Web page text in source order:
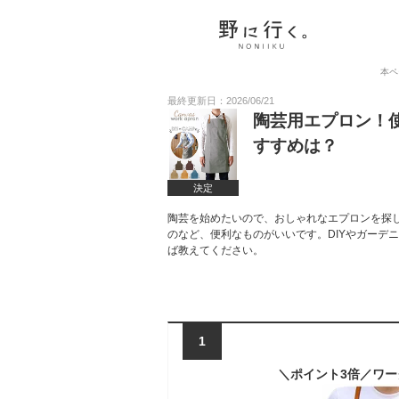
本
最終更新日：2026/06/21
決定
陶芸用エプロン！
すすめは？
陶芸を始めたいので、おしゃれなエプロンを
のなど、便利なものがいいです。DIYやガーデ
ば教えてください。
1